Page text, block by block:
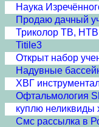
Наука
Продаю дачный
Триколор ТВ, НТВ
Titile3
Открыт набор
Надувные
ХВГ
Офтальмология
куплю неликвиды
Смс рассылка в